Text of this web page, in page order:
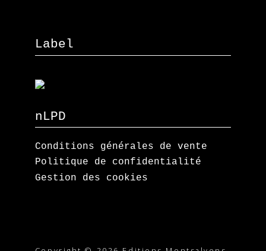
Label
nLPD
Conditions générales de vente
Politique de confidentialité
Gestion des cookies